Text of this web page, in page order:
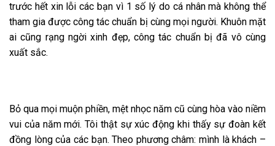
trước hết xin lỗi các bạn vì 1 số lý do cá nhân mà không thể
tham gia được công tác chuẩn bị cùng mọi người. Khuôn mặt
ai cũng rạng ngời xinh đẹp, công tác chuẩn bị đã vô cùng
xuất sắc.
Bỏ qua mọi muộn phiền, mệt nhọc năm cũ cùng hòa vào niềm
vui của năm mới. Tôi thật sự xúc động khi thấy sự đoàn kết
đồng lòng của các bạn. Theo phương châm: mình là khách –